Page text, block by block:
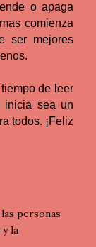
o apaga
comienza
ser mejores
de leer
inicia sea un
todos. ¡Feliz
personas
la